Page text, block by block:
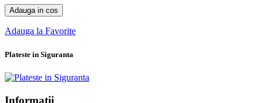
Adauga in cos
Adauga la Favorite
Plateste in Siguranta
Informatii